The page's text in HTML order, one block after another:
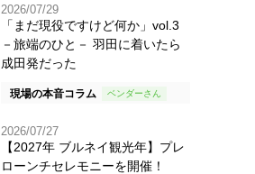
2026/07/29
「まだ現役ですけど何か」vol.3
－旅端のひと－ 羽田に着いたら
成田発だった
現場の本音コラム
2026/07/27
【2027年 ブルネイ観光年】プレ
ローンチセレモニーを開催！